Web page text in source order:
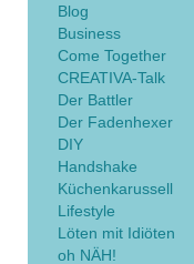
Blog
Business
Come Together
CREATIVA-Talk
Der Battler
Der Fadenhexer
DIY
Handshake
Küchenkarussell
Lifestyle
Löten mit Idiöten
oh NÄH!